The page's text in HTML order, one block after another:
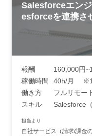
Salesforceエン
esforceを連携さ
報酬
160,000円
稼働時間
40h/月
働き方
フルリモー
スキル
Salesforce
担当より
自社サービス（請求/課金